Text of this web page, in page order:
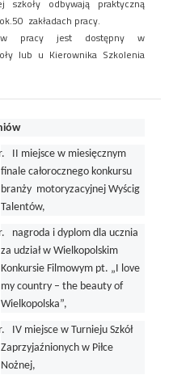
szkoły odbywają praktyczną
zakładach pracy.
pracy jest dostępny w
lub u Kierownika Szkolenia
II miejsce w miesięcznym
finale całorocznego konkursu
branży motoryzacyjnej Wyścig
Talentów,
nagroda i dyplom dla ucznia
za udział w Wielkopolskim
Konkursie Filmowym pt. „I love
my country – the beauty of
Wielkopolska”,
IV miejsce w Turnieju Szkół
Zaprzyjaźnionych w Piłce
Nożnej,